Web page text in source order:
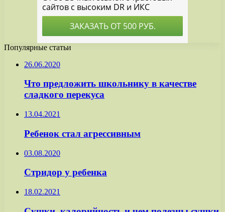
Популярные статьи
26.06.2020
Что предложить школьнику в качестве
сладкого перекуса
13.04.2021
Ребенок стал агрессивным
03.08.2020
Стридор у ребенка
18.02.2021